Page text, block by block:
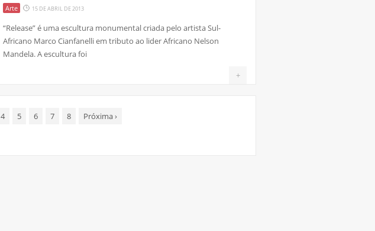
Arte 15 DE ABRIL DE 2013
“Release” é uma escultura monumental criada pelo artista Sul-
Africano Marco Cianfanelli em tributo ao lider Africano Nelson
Mandela. A escultura foi
+
4 5 6 7 8 Próxima›